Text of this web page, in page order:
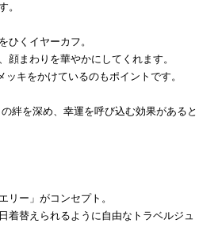
。
をひくイヤーカフ。
顔まわりを華やかにしてくれます。
キをかけているのもポイントです。
絆を深め、幸運を呼び込む効果があると
リー」がコンセプト。
着替えられるように自由なトラベルジュ